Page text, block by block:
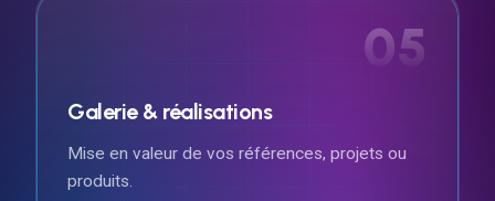
05
Galerie & réalisations
Mise en valeur de vos références, projets ou
produits.